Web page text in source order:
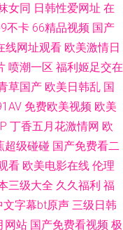
女同 日韩性爱网址 在
不卡 66精品视频 国产
线网址观看 欧美激情日
喷潮一区 福利姬足交在
草国产 欧美日韩乱 国
免费欧美视频 欧美
丁香五月花激情网 欧
超级碰碰 国产免费看二
看 欧美电影在线 伦理
三级大全 久久福利 福
文字幕bt原声 三级日韩
网站 国产免费看视频 极